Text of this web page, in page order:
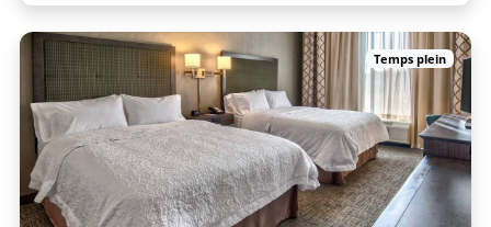
Temps plein